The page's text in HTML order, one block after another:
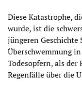
Diese Katastrophe,
wurde, ist die
jüngeren Geschichte
Überschwemmung
Todesopfern, als
Regenfälle über die